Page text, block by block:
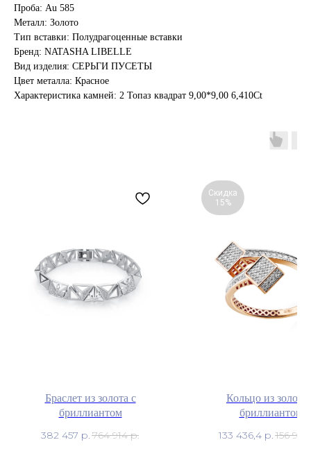
Проба: Au 585
Металл: Золото
Тип вставки: Полудрагоценные вставки
Бренд: NATASHA LIBELLE
Вид изделия: СЕРЬГИ ПУСЕТЫ
Цвет металла: Красное
Характеристика камней: 2 Топаз квадрат 9,00*9,00 6,410Ct
Браслет из золота с
бриллиантом
382 457 р. 764 914 р.
Скидка
15%
Кольцо из золота
бриллиантом
133 436,4 р. 156 984